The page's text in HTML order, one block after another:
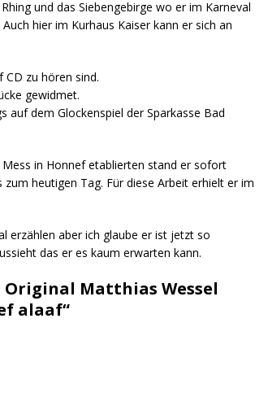
und das Siebengebirge wo er im Karneval
hier im Kurhaus Kaiser kann er sich an
zu hören sind.
gewidmet.
auf dem Glockenspiel der Sparkasse Bad
in Honnef etablierten stand er sofort
heutigen Tag. Für diese Arbeit erhielt er im
erzählen aber ich glaube er ist jetzt so
das er es kaum erwarten kann.
Matthias Wessel
alaaf“